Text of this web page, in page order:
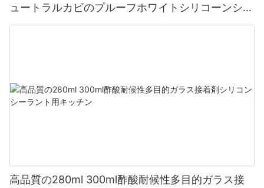
ュートラルカビのプルーフホワイトシリコーンシー
ラント
高品質の280ml 300ml酢酸耐候性多目的ガラス接